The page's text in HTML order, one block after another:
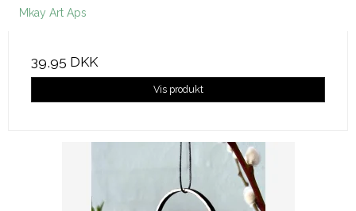
Mkay Art Aps
39,95 DKK
Vis produkt